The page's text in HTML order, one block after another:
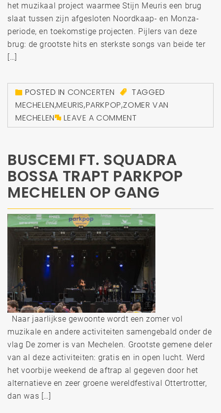
het muzikaal project waarmee Stijn Meuris een brug
slaat tussen zijn afgesloten Noordkaap- en Monza-
periode, en toekomstige projecten. Pijlers van deze
brug: de grootste hits en sterkste songs van beide ter
[…]
POSTED IN CONCERTEN
TAGGED
MECHELEN,MEURIS,PARKPOP,ZOMER VAN
MECHELEN
LEAVE A COMMENT
BUSCEMI FT. SQUADRA
BOSSA TRAPT PARKPOP
MECHELEN OP GANG
Naar jaarlijkse gewoonte wordt een zomer vol
muzikale en andere activiteiten samengebald onder de
vlag De zomer is van Mechelen. Grootste gemene deler
van al deze activiteiten: gratis en in open lucht. Werd
het voorbije weekend de aftrap al gegeven door het
alternatieve en zeer groene wereldfestival Ottertrotter,
dan was […]